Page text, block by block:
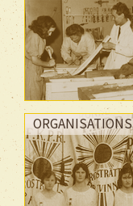
ORGANISATIONS